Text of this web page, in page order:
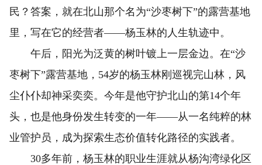
民？答案，就在北山那个名为“沙枣树下”的露营基地
里，写在它的经营者——杨玉林的人生轨迹中。
午后，阳光为泛黄的树叶镀上一层金边。在“沙
枣树下”露营基地，54岁的杨玉林刚巡视完山林，风
尘仆仆却神采奕奕。今年是他守护北山的第14个年
头，也是他身份发生转变的一年——从一名纯粹的林
业管护员，成为探索生态价值转化路径的实践者。
30多年前，杨玉林的职业生涯就从杨沟湾绿化区